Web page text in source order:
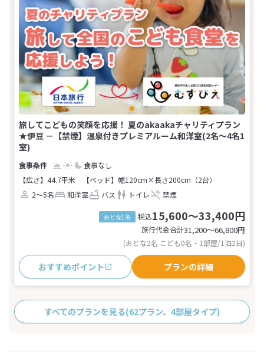
旅してこどもの笑顔を応援！ 夏のakaakaチャリティプラン
★伊豆 －【禁煙】温泉付きプレミアルーム和洋室(2名～4名1
室)
食事なし
【広さ】44.7平米
【ベッド】幅120cm×長さ200cm（2台）
2～5名
和洋室 バス トイレ 禁煙
おとな1名 税込15,600～33,400円
旅行代金合計31,200〜66,800円
(おとな2名 こども0名・1部屋/1泊2日)
おすすめポイント プランの詳細
すべてのプランを見る(62プラン、4部屋タイプ)